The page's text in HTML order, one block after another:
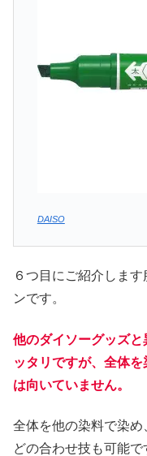
DAISO
６つ目にご紹介しま
ンです。
他のダイソーグッズ
ッタリですが、全体
は向いていません。
全体を他の染料で染
どの合わせ技も可能で